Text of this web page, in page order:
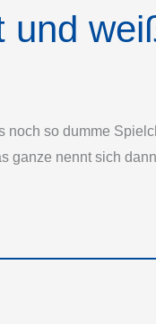
und
noch so dumme
ganze nennt sich